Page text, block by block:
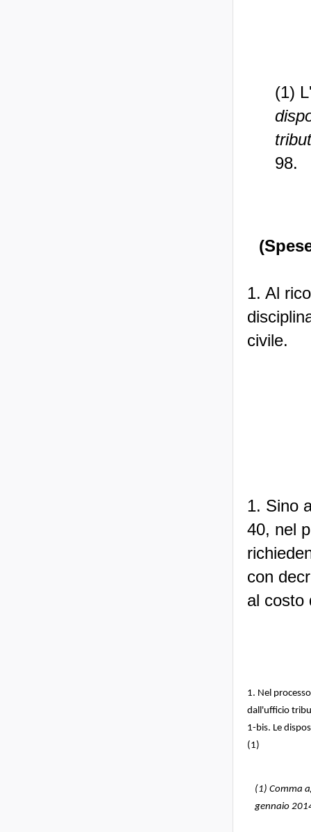
(1)
98.
1. Al
civile.
1. Sino
40, nel
con
al costo
1. Nel
dall'ufficio
1-bis. Le
(1)
(1) Comma
gennaio